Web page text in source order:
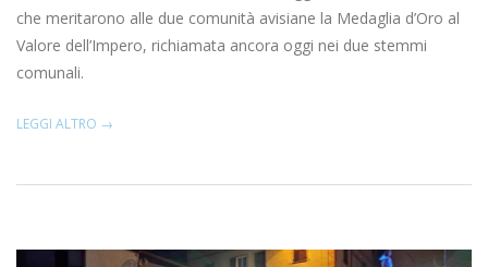
che meritarono alle due comunità avisiane la Medaglia d’Oro al
Valore dell’Impero, richiamata ancora oggi nei due stemmi
comunali.
LEGGI ALTRO →